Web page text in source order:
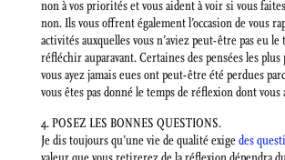
non à vos priorités et vous aident à voir si vous
non. Ils vous offrent également l’occasion de vous
activités auxquelles vous n’aviez peut-être pas eu le
réfléchir auparavant. Certaines des pensées les plus
vous ayez jamais eues ont peut-être été perdues
vous êtes pas donné le temps de réflexion dont vous
4. POSEZ LES BONNES QUESTIONS.
Je dis toujours qu’une vie de qualité exigedes